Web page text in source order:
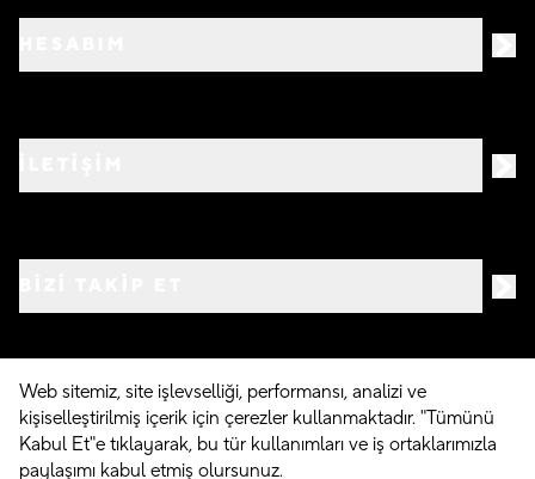
©2026 Crocs.com.tr • Tüm hakları saklıdır
Web sitemiz, site işlevselliği, performansı, analizi ve
kişiselleştirilmiş içerik için çerezler kullanmaktadır. "Tümünü
Kabul Et"e tıklayarak, bu tür kullanımları ve iş ortaklarımızla
paylaşımı kabul etmiş olursunuz.